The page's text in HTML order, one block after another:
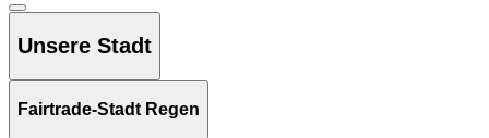
Unsere Stadt
Fairtrade-Stadt Regen